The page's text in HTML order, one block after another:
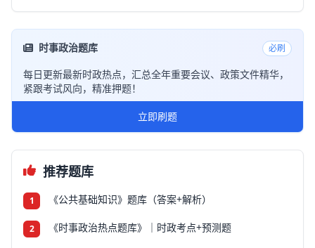
时事政治题库 必刷
每日更新最新时政热点，汇总全年重要会议、政策文件精华，
紧跟考试风向，精准押题！
立即刷题
推荐题库
1 《公共基础知识》题库（答案+解析）
2 《时事政治热点题库》｜时政考点+预测题